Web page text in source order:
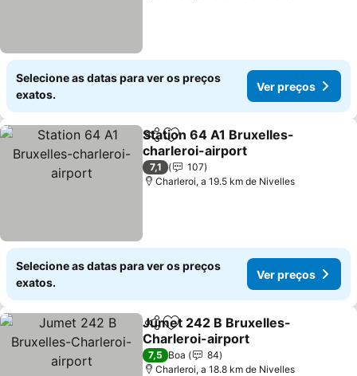
Selecione as datas para ver os preços
exatos.
Ver preços
PartilharAdicionar aos favoritos
Station 64 A1 Bruxelles-
charleroi-airport
Ver preços
7,1
107
Charleroi, a 19.5 km de Nivelles
Selecione as datas para ver os preços
exatos.
Ver preços
PartilharAdicionar aos favoritos
Jumet 242 B Bruxelles-
Charleroi-airport
Ver preços
7,5 Boa
84
Charleroi, a 18.8 km de Nivelles